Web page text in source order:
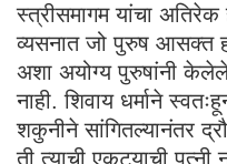
स्त्रीसमागम यांचा
व्यसनात जो पुरुष आसक्त
अशा अयोग्य पुरुषांनी
नाही. शिवाय धर्माने
शकुनीने सांगितल्यानंतर
ती त्याची एकट्याची